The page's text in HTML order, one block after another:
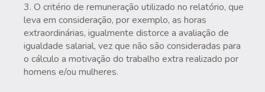
O critério de remuneração utilizado no relatório, que
leva em consideração, por exemplo, as horas
extraordinárias, igualmente distorce a avaliação de
igualdade salarial, vez que não são consideradas para
o cálculo a motivação do trabalho extra realizado por
homens e/ou mulheres.